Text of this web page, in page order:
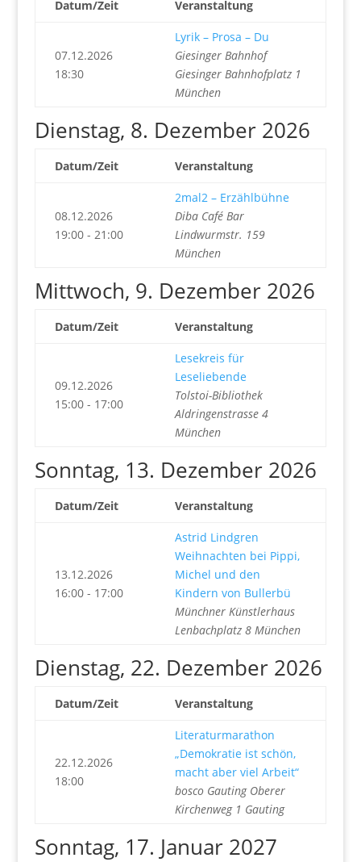
Datum/Zeit Veranstaltung
07.12.2026
18:30
Lyrik – Prosa – Du
Giesinger Bahnhof
Giesinger Bahnhofplatz 1
München
Dienstag, 8. Dezember 2026
Datum/Zeit Veranstaltung
08.12.2026
19:00 - 21:00
2mal2 – Erzählbühne
Diba Café Bar
Lindwurmstr. 159
München
Mittwoch, 9. Dezember 2026
Datum/Zeit Veranstaltung
09.12.2026
15:00 - 17:00
Lesekreis für
Leseliebende
Tolstoi-Bibliothek
Aldringenstrasse 4
München
Sonntag, 13. Dezember 2026
Datum/Zeit Veranstaltung
13.12.2026
16:00 - 17:00
Astrid Lindgren
Weihnachten bei Pippi,
Michel und den
Kindern von Bullerbü
Münchner Künstlerhaus
Lenbachplatz 8 München
Dienstag, 22. Dezember 2026
Datum/Zeit Veranstaltung
22.12.2026
18:00
Literaturmarathon
„Demokratie ist schön,
macht aber viel Arbeit“
bosco Gauting Oberer
Kirchenweg 1 Gauting
Sonntag, 17. Januar 2027